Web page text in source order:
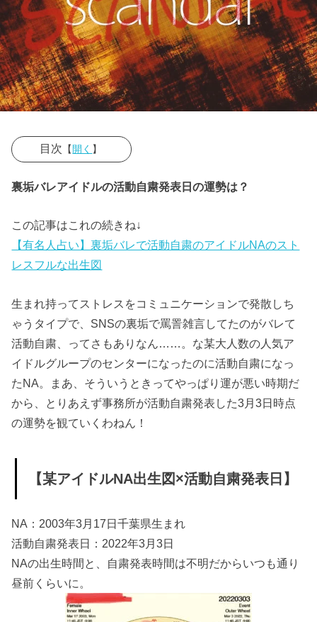
目次 【開く 】
日】
レスフルな水
発表日は月海
王星が合
» ★トランジ
ット海王星の
タイトなアス
ペクトの影響
は？
の水星土星が
裏垢バレアイドルの活動自粛発表日の運勢は？
この記事はこれの続きね↓
【有名人占い】裏垢バレで活動自粛のアイドルNAのスト
レスフルな出生図
生まれ持ってストレスをコミュニケーションで発散しち
ゃうタイプで、SNSの裏垢で罵詈雑言してたのがバレて
活動自粛、ってさもありなん……。な某大人数の人気ア
イドルグループのセンターになったのに活動自粛になっ
たNA。まあ、そういうときってやっぱり運が悪い時期だ
から、とりあえず事務所が活動自粛発表した3月3日時点
の運勢を観ていくわねん！
【某アイドルNA出生図×活動自粛発表日】
NA：2003年3月17日千葉県生まれ
活動自粛発表日：2022年3月3日
NAの出生時間と、自粛発表時間は不明だからいつも通り
昼前くらいに。